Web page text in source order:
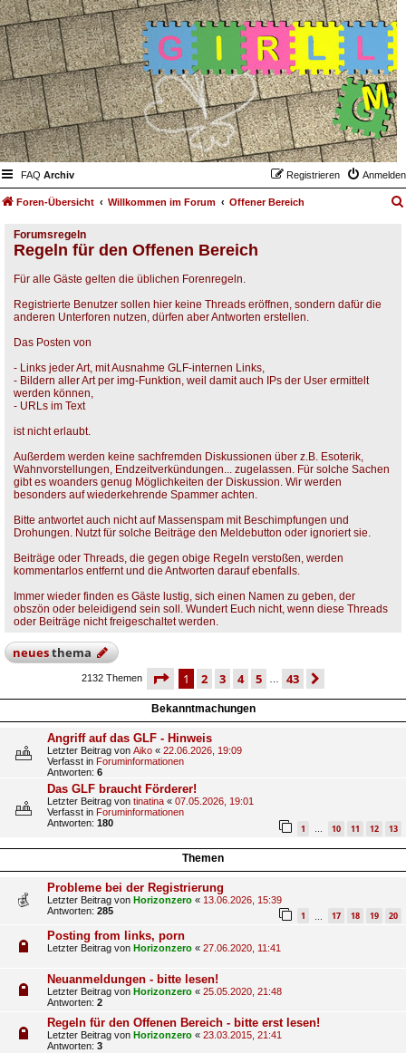
FAQ Archiv Anmelden
Registrieren
Foren-Übersicht Willkommen im Forum Offener Bereich
Forumsregeln
Regeln für den Offenen Bereich
Für alle Gäste gelten die üblichen Forenregeln.
Registrierte Benutzer sollen hier keine Threads eröffnen, sondern dafür die
anderen Unterforen nutzen, dürfen aber Antworten erstellen.
Das Posten von
- Links jeder Art, mit Ausnahme GLF-internen Links,
- Bildern aller Art per img-Funktion, weil damit auch IPs der User ermittelt
werden können,
- URLs im Text
ist nicht erlaubt.
Außerdem werden keine sachfremden Diskussionen über z.B. Esoterik,
Wahnvorstellungen, Endzeitverkündungen... zugelassen. Für solche Sachen
gibt es woanders genug Möglichkeiten der Diskussion. Wir werden
besonders auf wiederkehrende Spammer achten.
Bitte antwortet auch nicht auf Massenspam mit Beschimpfungen und
Drohungen. Nutzt für solche Beiträge den Meldebutton oder ignoriert sie.
Beiträge oder Threads, die gegen obige Regeln verstoßen, werden
kommentarlos entfernt und die Antworten darauf ebenfalls.
Immer wieder finden es Gäste lustig, sich einen Namen zu geben, der
obszön oder beleidigend sein soll. Wundert Euch nicht, wenn diese Threads
oder Beiträge nicht freigeschaltet werden.
neuesthema
2132 Themen seite 1 von 43
1 2 3 4 5 43
Bekanntmachungen
Angriff auf das GLF - Hinweis
Letzter Beitrag von Aiko « 22.06.2026, 19:09
Verfasst in Foruminformationen
Antworten: 6
Das GLF braucht Förderer!
Letzter Beitrag von tinatina « 07.05.2026, 19:01
Verfasst in Foruminformationen
Antworten: 180 1 … 10 11 12 13
Themen
Probleme bei der Registrierung
Letzter Beitrag von Horizonzero « 13.06.2026, 15:39
Antworten: 285 1 17 18 19 20
Posting from links, porn
Letzter Beitrag von Horizonzero « 27.06.2020, 11:41
Neuanmeldungen - bitte lesen!
Letzter Beitrag von Horizonzero « 25.05.2020, 21:48
Antworten: 2
Regeln für den Offenen Bereich - bitte erst lesen!
Letzter Beitrag von Horizonzero « 23.03.2015, 21:41
Antworten: 3